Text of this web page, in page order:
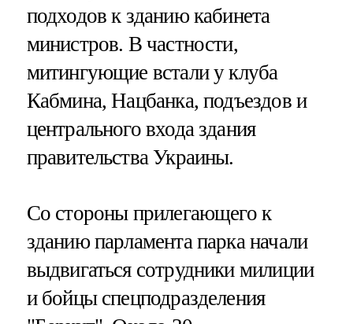
подходов к зданию кабинета
министров. В частности,
митингующие встали у клуба
Кабмина, Нацбанка, подъездов и
центрального входа здания
правительства Украины.
Со стороны прилегающего к
зданию парламента парка начали
выдвигаться сотрудники милиции
и бойцы спецподразделения